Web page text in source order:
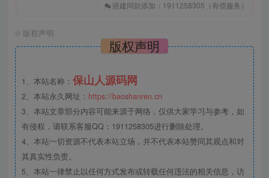
搭建同款添加：1911258305（有偿服务）
© 版权声明
版权声明
1、本站名称： 保山人源码网
2、本站永久网址： https://baoshanren.cn
3、本站文章部分内容可能来源于网络，仅供大家学习与参考，如
有侵权，请联系客服QQ：1911258305进行删除处理。
4、本站一切资源不代表本站立场，并不代表本站赞同其观点和对
其真实性负责。
5、本站一律禁止以任何方式发布或转载任何违法的相关信息，访